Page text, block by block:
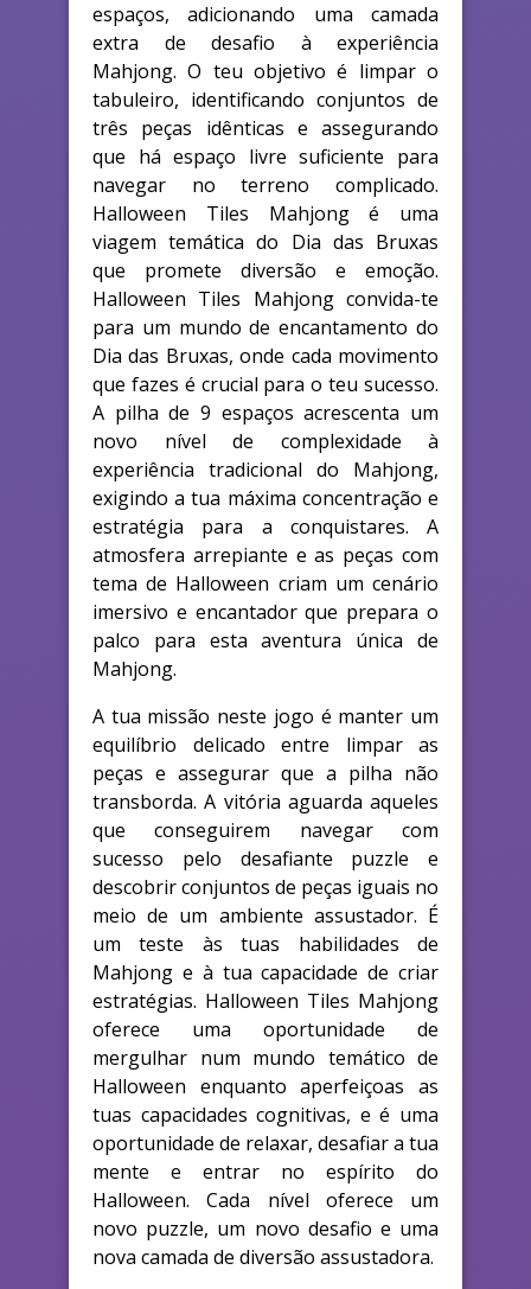
espaços, adicionando uma camada
extra de desafio à experiência
Mahjong. O teu objetivo é limpar o
tabuleiro, identificando conjuntos de
três peças idênticas e assegurando
que há espaço livre suficiente para
navegar no terreno complicado.
Halloween Tiles Mahjong é uma
viagem temática do Dia das Bruxas
que promete diversão e emoção.
Halloween Tiles Mahjong convida-te
para um mundo de encantamento do
Dia das Bruxas, onde cada movimento
que fazes é crucial para o teu sucesso.
A pilha de 9 espaços acrescenta um
novo nível de complexidade à
experiência tradicional do Mahjong,
exigindo a tua máxima concentração e
estratégia para a conquistares. A
atmosfera arrepiante e as peças com
tema de Halloween criam um cenário
imersivo e encantador que prepara o
palco para esta aventura única de
Mahjong.
A tua missão neste jogo é manter um
equilíbrio delicado entre limpar as
peças e assegurar que a pilha não
transborda. A vitória aguarda aqueles
que conseguirem navegar com
sucesso pelo desafiante puzzle e
descobrir conjuntos de peças iguais no
meio de um ambiente assustador. É
um teste às tuas habilidades de
Mahjong e à tua capacidade de criar
estratégias. Halloween Tiles Mahjong
oferece uma oportunidade de
mergulhar num mundo temático de
Halloween enquanto aperfeiçoas as
tuas capacidades cognitivas, e é uma
oportunidade de relaxar, desafiar a tua
mente e entrar no espírito do
Halloween. Cada nível oferece um
novo puzzle, um novo desafio e uma
nova camada de diversão assustadora.